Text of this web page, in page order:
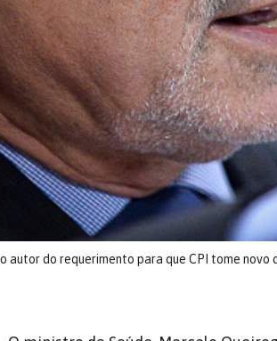
autor do requerimento para que CPI tome